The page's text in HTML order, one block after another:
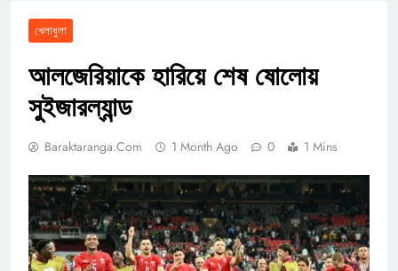
খেলাধুলা
আলজেরিয়াকে হারিয়ে শেষ ষোলোয়
সুইজারল্যান্ড
Baraktaranga.com 1 Month Ago 0 1 Mins